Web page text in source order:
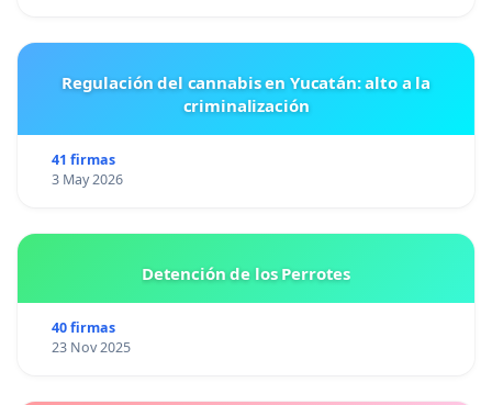
Regulación del cannabis en Yucatán: alto a la
criminalización
41 firmas
3 May 2026
Detención de los Perrotes
40 firmas
23 Nov 2025